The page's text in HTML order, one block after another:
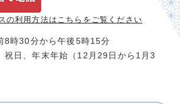
の利用方法は こちらをご覧ください
8時30分から午後5時15分
祝日、年末年始（12月29日から1月3